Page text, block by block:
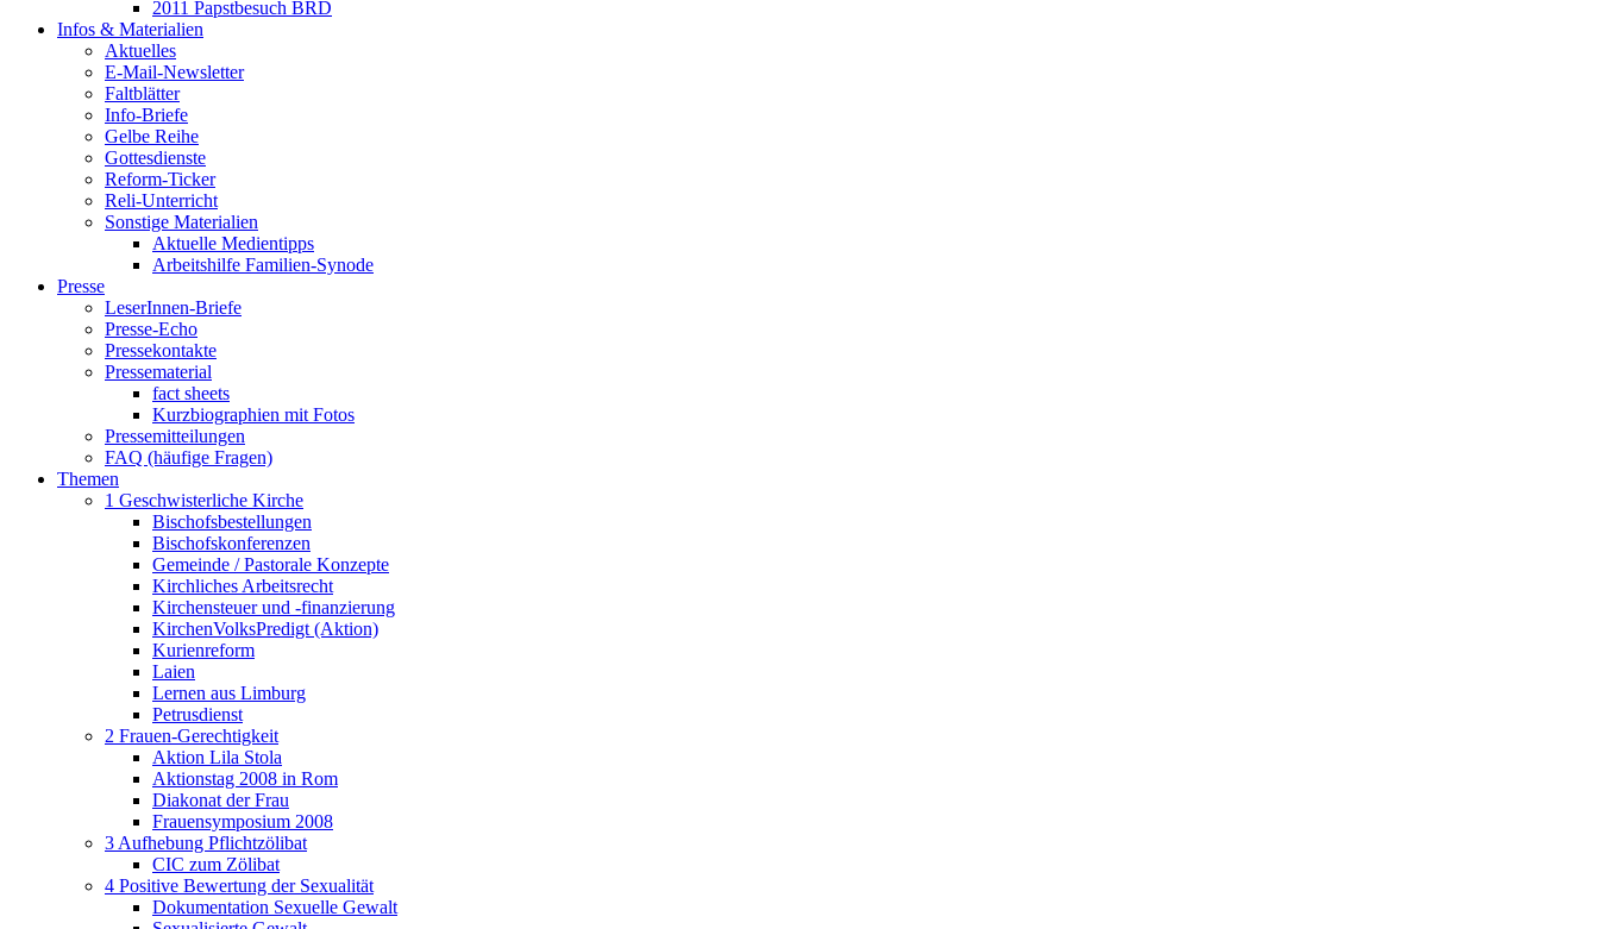
2011 Papstbesuch BRD
Infos & Materialien
Aktuelles
E-Mail-Newsletter
Faltblätter
Info-Briefe
Gelbe Reihe
Gottesdienste
Reform-Ticker
Reli-Unterricht
Sonstige Materialien
Aktuelle Medientipps
Arbeitshilfe Familien-Synode
Presse
LeserInnen-Briefe
Presse-Echo
Pressekontakte
Pressematerial
fact sheets
Kurzbiographien mit Fotos
Pressemitteilungen
FAQ (häufige Fragen)
Themen
1 Geschwisterliche Kirche
Bischofsbestellungen
Bischofskonferenzen
Gemeinde / Pastorale Konzepte
Kirchliches Arbeitsrecht
Kirchensteuer und -finanzierung
KirchenVolksPredigt (Aktion)
Kurienreform
Laien
Lernen aus Limburg
Petrusdienst
2 Frauen-Gerechtigkeit
Aktion Lila Stola
Aktionstag 2008 in Rom
Diakonat der Frau
Frauensymposium 2008
3 Aufhebung Pflichtzölibat
CIC zum Zölibat
4 Positive Bewertung der Sexualität
Dokumentation Sexuelle Gewalt